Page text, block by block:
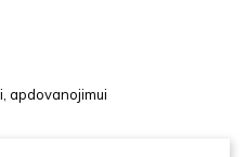
apdovanojimui